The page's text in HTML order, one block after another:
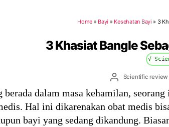
Home » Bayi » Kesehatan Bayi » 3
3 Khasiat Bangle
√
PostScientific review
berada dalam masa kehamilan,
Hal ini dikarenakan obat medis
bayi yang sedang dikandung.